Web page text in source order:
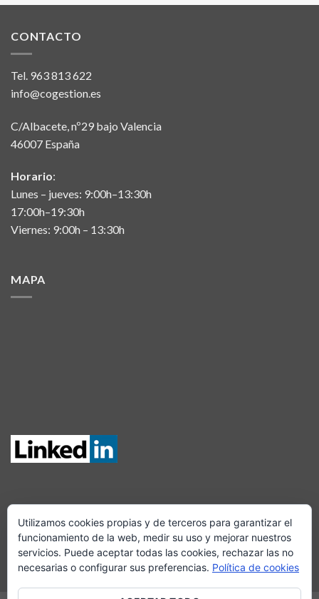
CONTACTO
Tel. 963 813 622
info@cogestion.es
C/Albacete, nº29 bajo Valencia
46007 España
Horario:
Lunes – jueves: 9:00h–13:30h
17:00h–19:30h
Viernes: 9:00h – 13:30h
MAPA
SÍGUENOS EN FACEBOOK
Utilizamos cookies propias y de terceros para garantizar el
funcionamiento de la web, medir su uso y mejorar nuestros
servicios. Puede aceptar todas las cookies, rechazar las no
necesarias o configurar sus preferencias. Política de cookies